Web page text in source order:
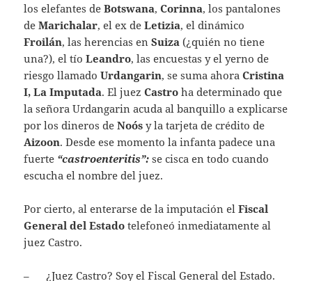
los elefantes deBotswana,Corinna, los pantalones
deMarichalar, el ex deLetizia, el dinámico
Froilán, las herencias enSuiza (¿quién no tiene
una?), el tíoLeandro, las encuestas y el yerno de
riesgo llamadoUrdangarin, se suma ahoraCristina
I, La Imputada. El juezCastro ha determinado que
la señora Urdangarin acuda al banquillo a explicarse
por los dineros de Noós y la tarjeta de crédito de
Aizoon. Desde ese momento la infanta padece una
fuerte “castroenteritis”: se cisca en todo cuando
escucha el nombre del juez.
Por cierto, al enterarse de la imputación elFiscal
General del Estado telefoneó inmediatamente al
juez Castro.
– ¿Juez Castro? Soy el Fiscal General del Estado.